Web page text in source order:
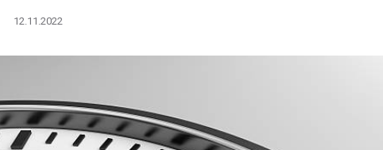
12.11.2022